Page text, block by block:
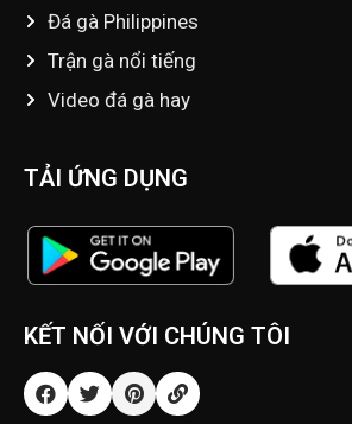
Đá gà Philippines
Trận gà nổi tiếng
Video đá gà hay
TẢI ỨNG DỤNG
KẾT NỐI VỚI CHÚNG TÔI